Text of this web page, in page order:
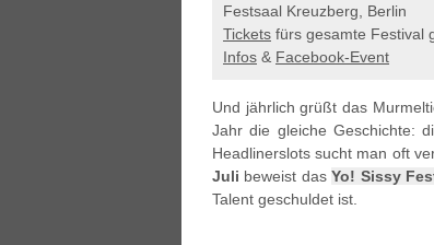
Festsaal Kreuzberg, Berlin
Tickets fürs gesamte Festival
Infos & Facebook-Event
Und jährlich grüßt das
Jahr die gleiche Geschichte:
Headlinerslots sucht man oft
Juli beweist dasYo! Sissy
Talent geschuldet ist.